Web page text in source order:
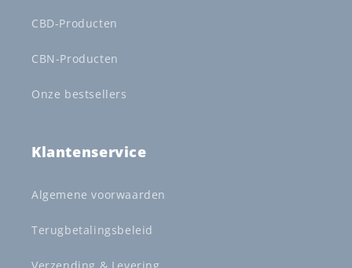
CBD-Producten
CBN-Producten
Onze bestsellers
Klantenservice
Algemene voorwaarden
Terugbetalingsbeleid